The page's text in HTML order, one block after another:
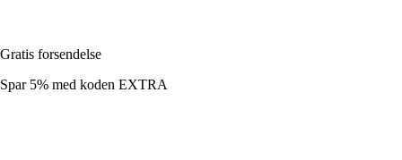
Gratis forsendelse
Spar 5% med koden EXTRA